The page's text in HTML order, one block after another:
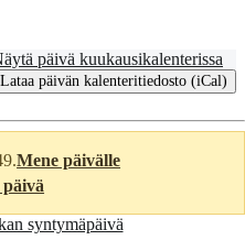
päivä kuukausikalenterissa
Lataa päivän kalenteritiedosto (iCal)
Mene päivälle